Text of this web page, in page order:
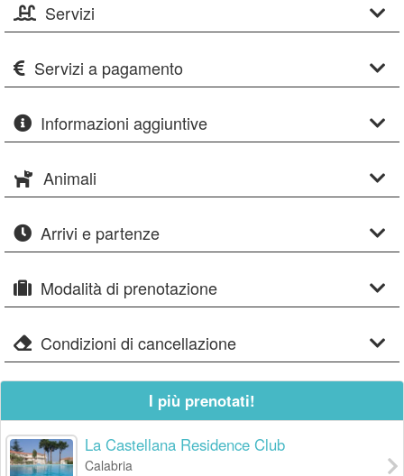
Servizi
Servizi a pagamento
Informazioni aggiuntive
Animali
Arrivi e partenze
Modalità di prenotazione
Condizioni di cancellazione
I più prenotati!
La Castellana Residence Club
Calabria